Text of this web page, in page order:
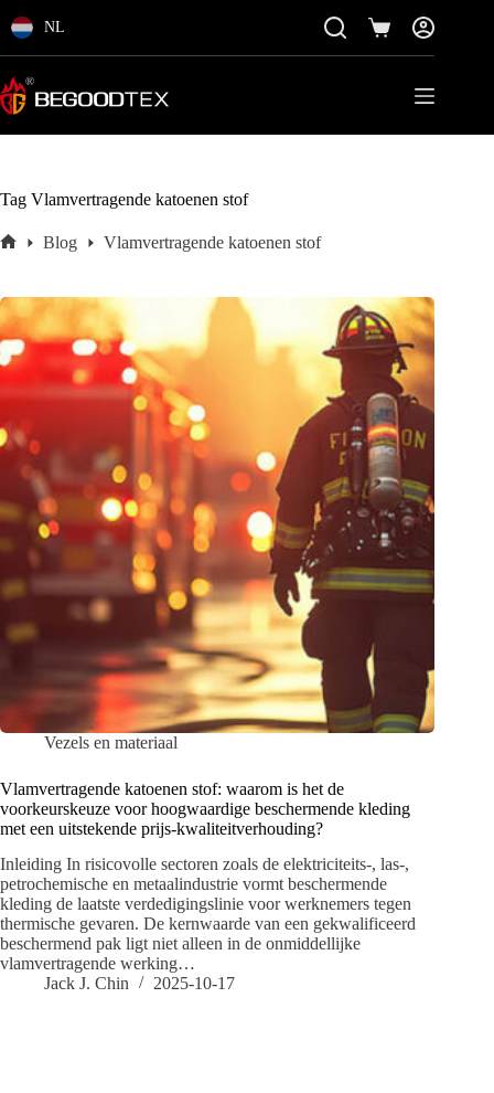
direct
inhoud
NL Winkelmand
Tag Vlamvertragende katoenen stof
Blog Vlamvertragende katoenen stof
Vezels en materiaal
Vlamvertragende katoenen stof: waarom is het de
voorkeurskeuze voor hoogwaardige beschermende kleding
met een uitstekende prijs-kwaliteitverhouding?
Inleiding In risicovolle sectoren zoals de elektriciteits-, las-,
petrochemische en metaalindustrie vormt beschermende
kleding de laatste verdedigingslinie voor werknemers tegen
thermische gevaren. De kernwaarde van een gekwalificeerd
beschermend pak ligt niet alleen in de onmiddellijke
vlamvertragende werking…
Jack J. Chin
2025-10-17